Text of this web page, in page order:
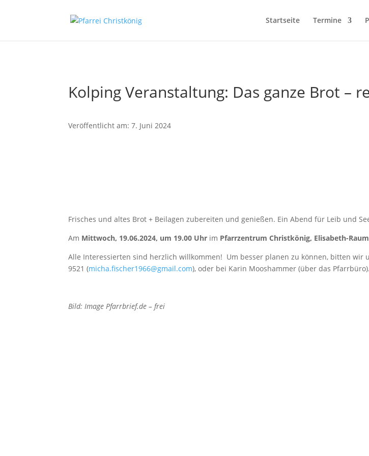
Startseite Termine
Kolping Veranstaltung: Das ganze Brot –
Veröffentlicht am: 7. Juni 2024
Frisches und altes Brot + Beilagen zubereiten und genießen. Ein Abend für Leib und
Am Mittwoch, 19.06.2024, um 19.00 Uhr im Pfarrzentrum Christkönig, Elisabeth-Raum
Alle Interessierten sind herzlich willkommen! Um besser planen zu können, bitten wir
9521 (micha.fischer1966@gmail.com), oder bei Karin Mooshammer (über das Pfarrbüro).
Bild: Image Pfarrbrief.de – frei